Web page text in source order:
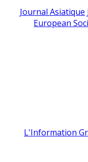
Journal Asiatique
European
L'Information